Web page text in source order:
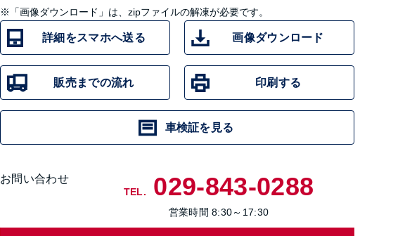
※「画像ダウンロード」は、zipファイルの解凍が必要です。
詳細をスマホへ送る 画像ダウンロード
販売までの流れ 印刷する
車検証を見る
お問い合わせ
TEL. 029-843-0288
営業時間8:30～17:30